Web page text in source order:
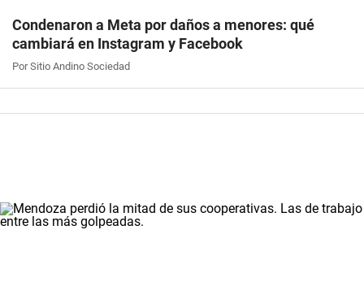
Condenaron a Meta por daños a menores: qué
cambiará en Instagram y Facebook
Por Sitio Andino Sociedad